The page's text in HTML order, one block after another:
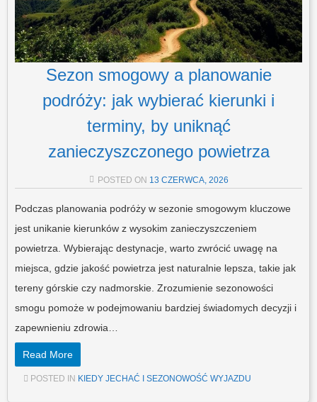
Sezon smogowy a planowanie
podróży: jak wybierać kierunki i
terminy, by uniknąć
zanieczyszczonego powietrza
POSTED ON 13 CZERWCA, 2026
Podczas planowania podróży w sezonie smogowym kluczowe
jest unikanie kierunków z wysokim zanieczyszczeniem
powietrza. Wybierając destynacje, warto zwrócić uwagę na
miejsca, gdzie jakość powietrza jest naturalnie lepsza, takie jak
tereny górskie czy nadmorskie. Zrozumienie sezonowości
smogu pomoże w podejmowaniu bardziej świadomych decyzji i
zapewnieniu zdrowia…
Read More
POSTED IN KIEDY JECHAĆ I SEZONOWOŚĆ WYJAZDU